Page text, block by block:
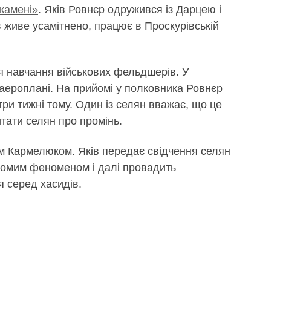
. Яків Ровнєр одружився із Дарцею і
усамітнено, працює в Проскурівській
навчання військових фельдшерів. У
На прийомі у полковника Ровнєр
тижні тому. Один із селян вважає, що це
селян про промінь.
Кармелюком. Яків передає свідчення селян
феноменом і далі провадить
серед хасидів.